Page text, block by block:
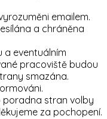
emailem.
a chráněna
a eventuálním
pracoviště budou
smazána.
poradna stran volby
za pochopení.